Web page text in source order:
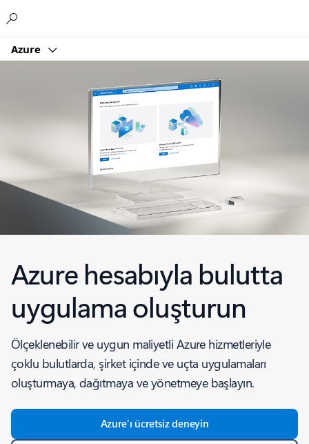
Azure
Azure hesabıyla bulutta
uygulama oluşturun
Ölçeklenebilir ve uygun maliyetli Azure hizmetleriyle
çoklu bulutlarda, şirket içinde ve uçta uygulamaları
oluşturmaya, dağıtmaya ve yönetmeye başlayın.
Azure’ı ücretsiz deneyin